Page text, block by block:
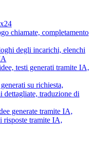
chiamate, completamento
degli incarichi, elenchi
testi generati tramite IA,
su richiesta,
traduzione di
generate tramite IA,
risposte tramite IA,